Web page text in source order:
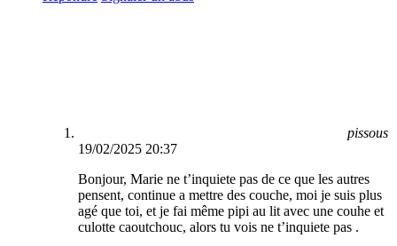
pissous
19/02/2025 20:37
Bonjour, Marie ne t’inquiete pas de ce que les autres
pensent, continue a mettre des couche, moi je suis plus
agé que toi, et je fai même pipi au lit avec une couhe et
culotte caoutchouc, alors tu vois ne t’inquiete pas .